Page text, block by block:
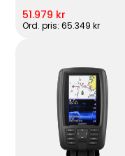
51.979 kr
Ord. pris: 65.349 kr